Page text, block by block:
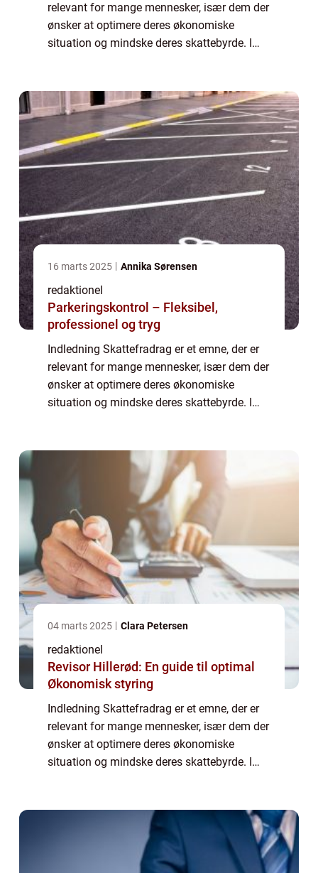
relevant for mange mennesker, især dem der
ønsker at optimere deres økonomiske
situation og mindske deres skattebyrde. I
16 marts 2025 Annika Sørensen
redaktionel
Parkeringskontrol – Fleksibel,
professionel og tryg
Indledning Skattefradrag er et emne, der er
relevant for mange mennesker, især dem der
ønsker at optimere deres økonomiske
situation og mindske deres skattebyrde. I
04 marts 2025 Clara Petersen
redaktionel
Revisor Hillerød: En guide til optimal
Økonomisk styring
Indledning Skattefradrag er et emne, der er
relevant for mange mennesker, især dem der
ønsker at optimere deres økonomiske
situation og mindske deres skattebyrde. I